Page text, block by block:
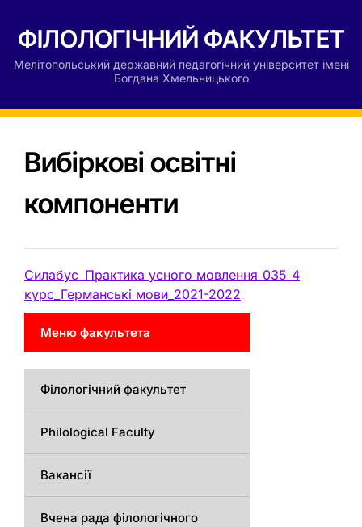
ФІЛОЛОГІЧНИЙ ФАКУЛЬТЕТ
Мелітопольський державний педагогічний університет імені
Богдана Хмельницького
Вибіркові освітні
компоненти
Силабус_Практика усного мовлення_035_4
курс_Германські мови_2021-2022
Меню факультета
Філологічний факультет
Philological Faculty
Вакансії
Вчена рада філологічного